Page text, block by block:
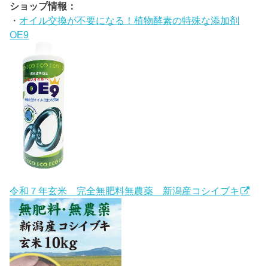
ショップ情報：
・ オイル交換が不要になる！植物酵素の特殊な添加剤
OE9
令和７年玄米 完全無肥料無農薬 新潟産コシイブキ